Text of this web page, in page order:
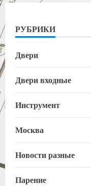
РУБРИКИ
Двери
Двери входные
Инструмент
Москва
Новости разные
Парение